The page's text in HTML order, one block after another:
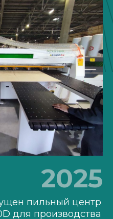
пильный центр
для производства
2025